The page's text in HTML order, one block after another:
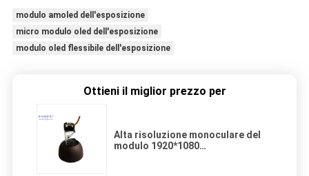
modulo amoled dell'esposizione
micro modulo oled dell'esposizione
modulo oled flessibile dell'esposizione
Ottieni il miglior prezzo per
Alta risoluzione monoculare del
modulo 1920*1080